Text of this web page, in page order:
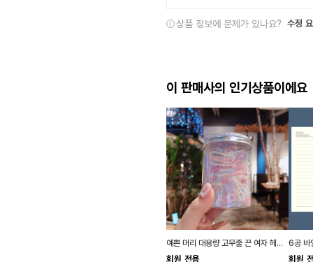
상품 정보에 문제가 있나요? 수정
이 판매사의 인기상품이에요
예쁜 머리 대용량 고무줄 끈 여자 헤어 밴드 파스텔
회원 전용 회원